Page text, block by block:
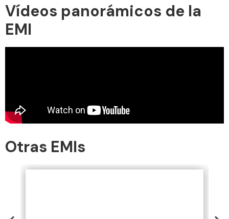
Vídeos panorámicos de la
EMI
Otras EMIs